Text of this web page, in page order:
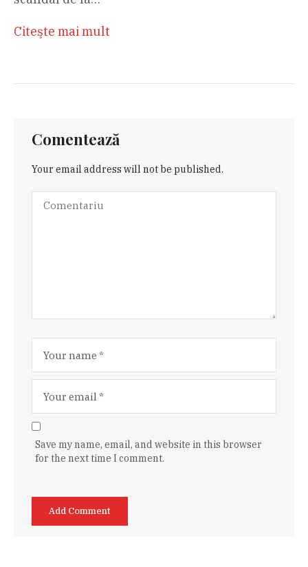
Citeşte mai mult
Comentează
Your email address will not be published.
Save my name, email, and website in this browser
for the next time I comment.